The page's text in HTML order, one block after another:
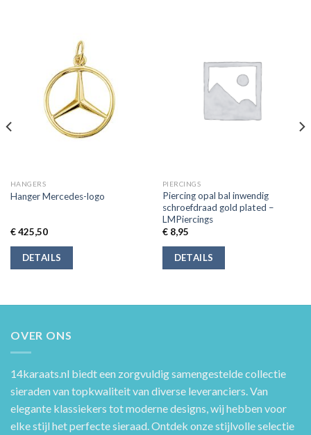
HANGERS
Hanger Mercedes-logo
€425,50
DETAILS
PIERCINGS
Piercing opal bal inwendig
schroefdraad gold plated –
LMPiercings
€8,95
DETAILS
OVER ONS
14karaats.nl biedt een zorgvuldig samengestelde collectie
sieraden van topkwaliteit van diverse leveranciers. Van
elegante klassiekers tot moderne designs, wij hebben voor
elke stijl het perfecte sieraad. Ontdek onze stijlvolle selectie